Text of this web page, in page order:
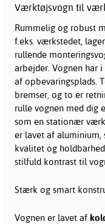
Værktøjsvogn til
Rummelig og robust
f.eks. værkstedet,
rullende
arbejder. Vognen har
af opbevaringsplads.
bremser, og to er
rulle vognen med dig
som en stationær
er lavet af
kvalitet og
stilfuld kontrast til
Stærk og smart
Vognen er lavet af